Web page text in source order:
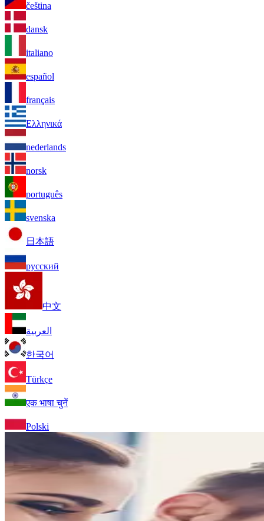
čeština
dansk
italiano
español
français
Ελληνικά
nederlands
norsk
português
svenska
日本語
русский
中文
العربية
한국어
Türkçe
एक भाषा चुनें
Polski